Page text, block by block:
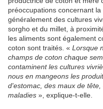
préoccupations concernant
généralement des cultures
sorgho et du millet, à
les aliments sont également
coton sont traités. « Lorsque
champs de coton chaque
contaminent les cultures
nous en mangeons les
d'estomac, des maux de
maladies », explique-t-elle.